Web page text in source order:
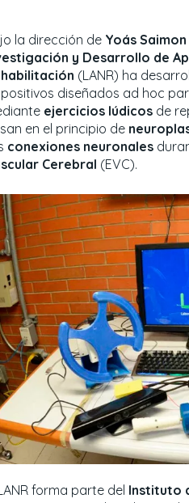
la dirección de Yoás
y Desarrollo de
(LANR) ha
diseñados ad hoc
ejercicios lúdicosde
en el principio de
conexiones neuronales
Cerebral (EVC).
forma parte del Instituto